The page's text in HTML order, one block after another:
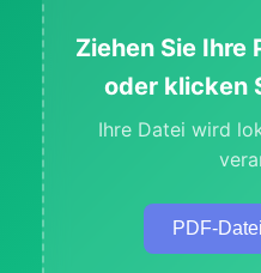
Ziehen Sie Ihre
oder klicken
Ihre Datei wird
PDF-